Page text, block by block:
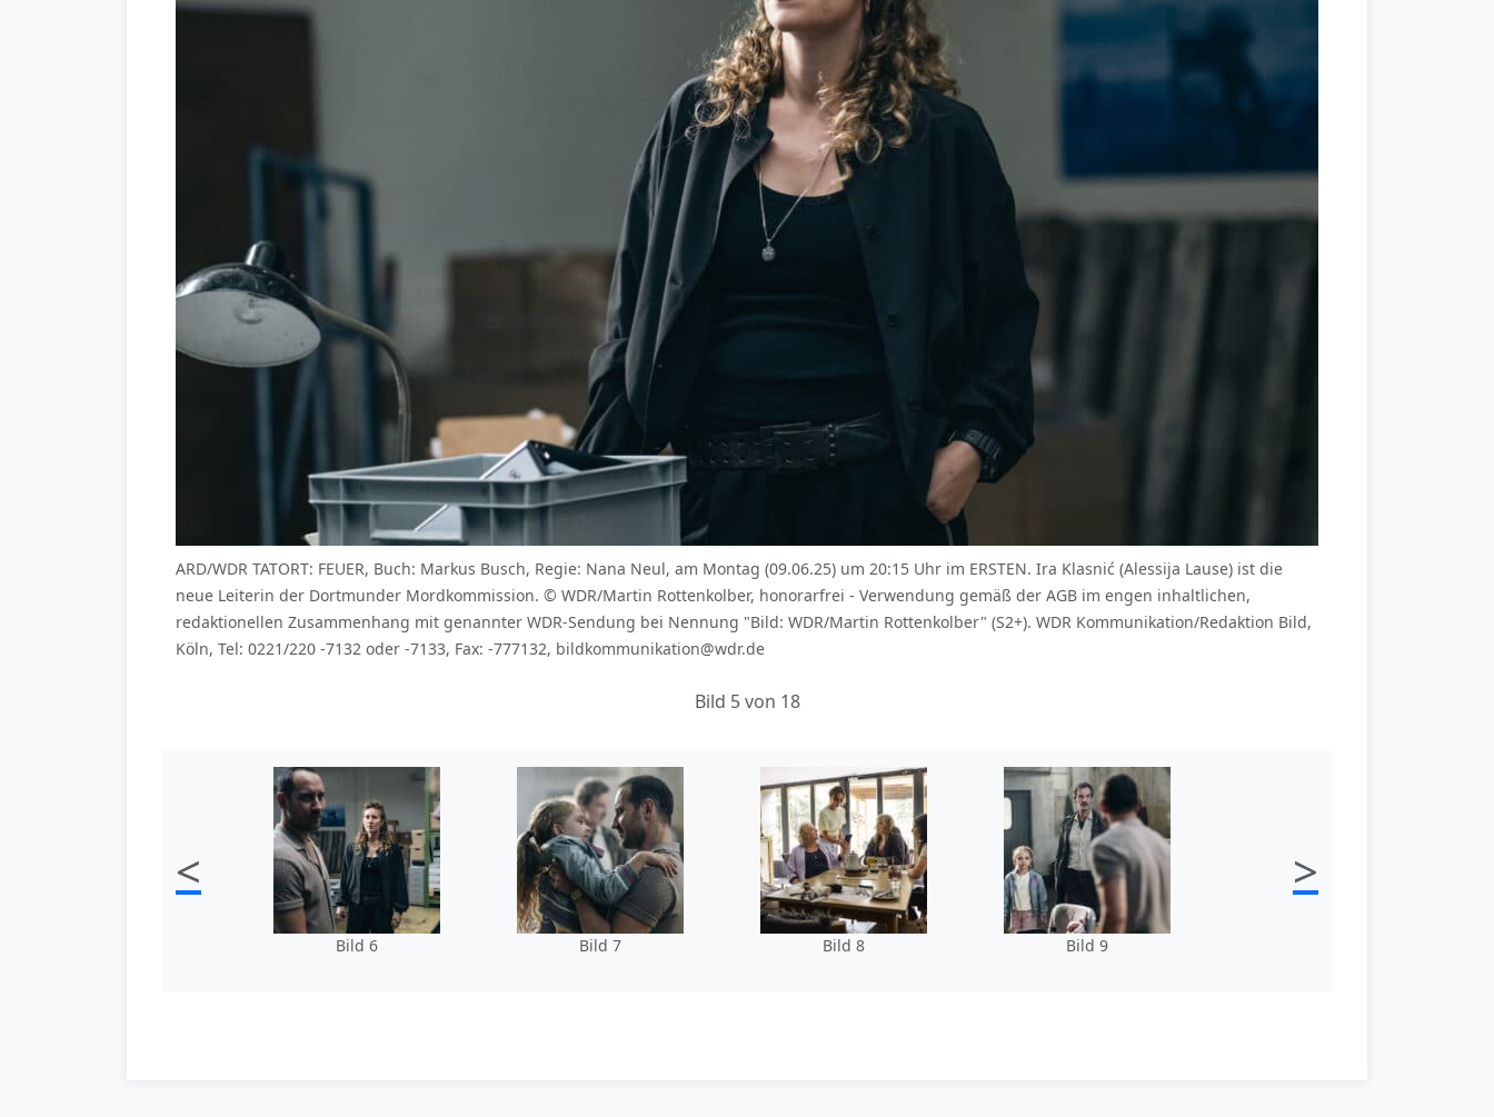
ARD/WDR TATORT: FEUER, Buch: Markus Busch, Regie: Nana Neul, am Montag (09.06.25) um 20:15 Uhr im ERSTEN. Ira Klasnić (Alessija Lause) ist die
neue Leiterin der Dortmunder Mordkommission. © WDR/Martin Rottenkolber, honorarfrei - Verwendung gemäß der AGB im engen inhaltlichen,
redaktionellen Zusammenhang mit genannter WDR-Sendung bei Nennung "Bild: WDR/Martin Rottenkolber" (S2+). WDR Kommunikation/Redaktion Bild,
Köln, Tel: 0221/220 -7132 oder -7133, Fax: -777132, bildkommunikation@wdr.de
Bild 5 von 18
<
Bild 6 Bild 7 Bild 8 Bild 9
>